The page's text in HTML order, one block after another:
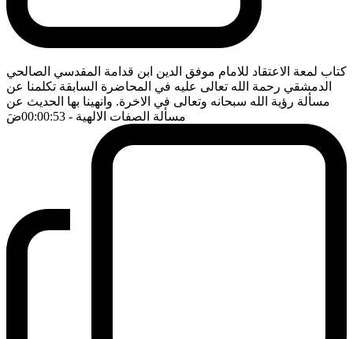
كتاب لمعة الاعتقاد للامام موفق الدين ابن قدامة المقدسي الصالحي
الدمشقي رحمة الله تعالى عليه في المحاضرة السابقة تكلمنا عن
مسألة رؤية الله سبحانه وتعالى في الاخرة. وانهينا بها الحديث عن
مسألة الصفات الالهية - 00:00:53 ضَ